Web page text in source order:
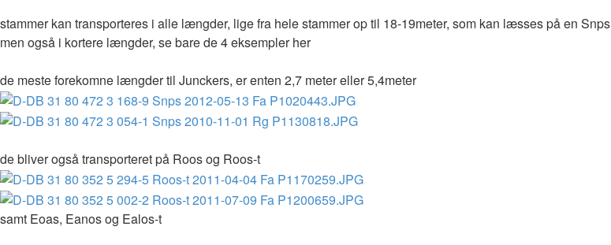
stammer kan transporteres i alle længder, lige fra hele stammer op til 18-19meter, som kan læsses på en Snps
men også i kortere længder, se bare de 4 eksempler her
de meste forekomne længder til Junckers, er enten 2,7 meter eller 5,4meter
de bliver også transporteret på Roos og Roos-t
samt Eoas, Eanos og Ealos-t